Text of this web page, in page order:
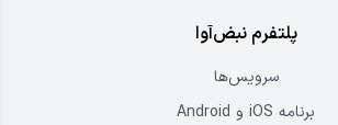
پلتفرم نبض‌آوا
سرویس‌ها
برنامه iOS و Android